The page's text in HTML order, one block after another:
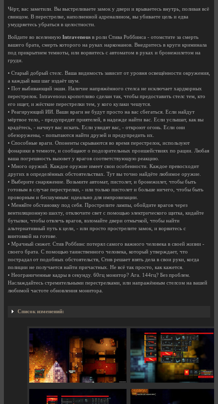
Чёрт, вас заметили. Вы выстреливаете замок у двери и врываетесь внутрь, поливая всё
свинцом. В перестрелке, наполненной адреналином, вы убиваете цель и едва
умудряетесь убраться в целостности.
Войдите во вселенную Intravenous в роли Стива Роббинса - отомстите за смерть
вашего брата, смерть которого на руках наркоманов. Внедритесь в круги криминала
под прикрытием темноты, или ворвитесь с автоматом в руках и бронежилетом на
груди.
• Старый добрый стелс. Ваша видимость зависит от уровня освещённости окружения,
а каждый ваш шаг издаёт шум.
• Пот выбивающий экшн. Наличие напряжённого стелса не исключает хардкорных
перестрелок. Intravenous кропотливо сделан так, чтобы предоставить стелс тем, кто
его ищет, и жёсткие перестрелки тем, у кого кулаки чешутся.
• Реагирующий ИИ. Ваши враги не будут просто на вас сбегаться. Если найдут
мёртвое тело, - предупредят приятелей, в надежде найти вас. Если услышат, как вы
крадётесь, - начнут вас искать. Если увидят вас, - откроют огонь. Если они
обезоружены, - попытаются найти друзей и предупредить их.
• Способные враги. Опоненты скрываются во время перестрелок, используют
фонарики в темноте, и сообщают о подозрительных проишействиях по рации. Любая
ваша погрешность вызовет у врагов соответствующую реакцию.
• Много оружий. Каждое оружие имеет свои особенности. Каждое превосходит
других в определённых обстоятельствах. Тут вы точно найдёте любимое оружие.
• Выберите снаряжение. Возьмите автомат, пистолет, и бронежилет, чтобы быть
готовым в случае перестрелки, - или только пистолет и больше ничего, чтобы быть
проворным и бесшумным: идеально для импровизации.
• Меняйте обстановку под себя. Прострелите лампы, обойдите врагов через
вентиляционную шахту, отключите свет с помощью электрического щитка, кидайте
бутылки, чтобы отвлечь врагов, взломайте двери отмычкой, чтобы найти
альтернативный путь к цели, - или просто прострелите замок, и ворвитесь с
винтовкой на готове.
• Мрачный сюжет. Стив Роббинс потерял самого важного человека в своей жизни -
своего брата. С помощью таинственного человека, который утверждает, что
пострадал от подобных обстоятельств, Стив решает взять дела в свои руки, когда
полиции не получается найти причастных. Не всё так просто, как кажется.
• Неограниченные кадры в секунду. 60гц монитор? Ага. 144гц? Без проблем.
Наслаждайтесь стремительными перестрелками, или напражённым стелсом на вашей
любимой частоте обновления монитора.
Список изменений: